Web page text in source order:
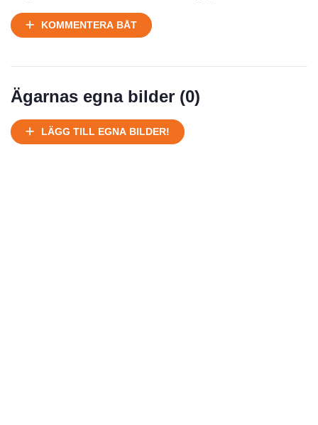
KOMMENTERA BÅT
Ägarnas egna bilder (0)
LÄGG TILL EGNA BILDER!